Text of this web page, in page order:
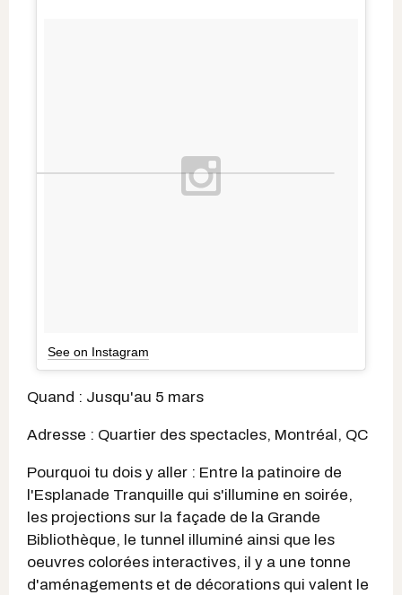
See on Instagram
Quand : Jusqu'au 5 mars
Adresse : Quartier des spectacles, Montréal, QC
Pourquoi tu dois y aller : Entre la patinoire de
l'Esplanade Tranquille qui s'illumine en soirée,
les projections sur la façade de la Grande
Bibliothèque, le tunnel illuminé ainsi que les
oeuvres colorées interactives, il y a une tonne
d'aménagements et de décorations qui valent le